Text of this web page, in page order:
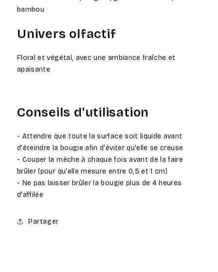
bambou
Univers olfactif
Floral et végétal, avec une ambiance fraîche et
apaisante
Conseils d'utilisation
- Attendre que toute la surface soit liquide avant
d'éteindre la bougie afin d'éviter qu'elle se creuse
- Couper la mèche à chaque fois avant de la faire
brûler (pour qu'elle mesure entre 0,5 et 1 cm)
- Ne pas laisser brûler la bougie plus de 4 heures
d'affilée
Partager